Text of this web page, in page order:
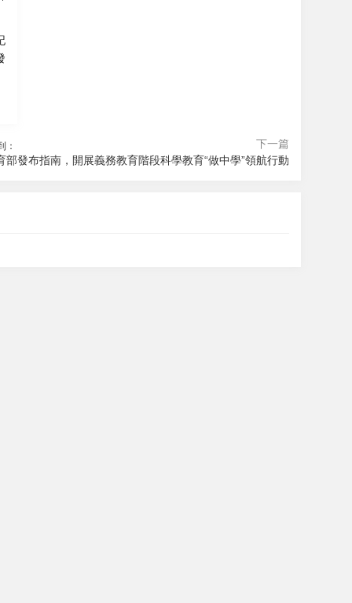
：
下一篇
部發布指南，開展義務教育階段科學教育“做中學”領航行動